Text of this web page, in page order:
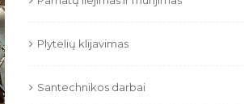
Plytelių klijavimas
Santechnikos darbai